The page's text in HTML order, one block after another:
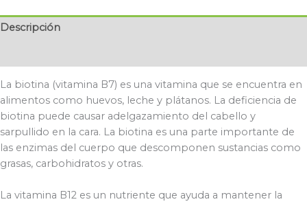
Descripción
La biotina (vitamina B7) es una vitamina que se encuentra en
alimentos como huevos, leche y plátanos. La deficiencia de
biotina puede causar adelgazamiento del cabello y
sarpullido en la cara. La biotina es una parte importante de
las enzimas del cuerpo que descomponen sustancias como
grasas, carbohidratos y otras.
La vitamina B12 es un nutriente que ayuda a mantener la